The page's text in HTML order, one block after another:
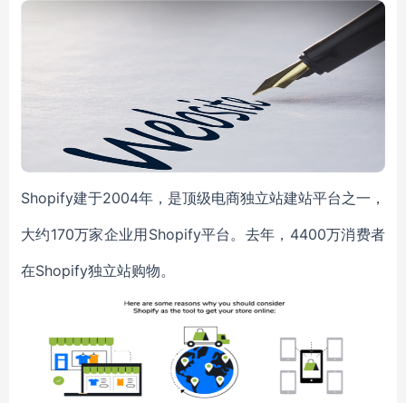
Shopify建于2004年，是顶级电商独立站建站平台之一，
大约170万家企业用Shopify平台。去年，4400万消费者
在Shopify独立站购物。